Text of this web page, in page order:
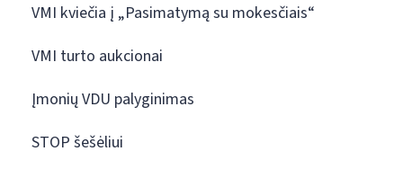
VMI kviečia į „Pasimatymą su mokesčiais“
VMI turto aukcionai
Įmonių VDU palyginimas
STOP šešėliui